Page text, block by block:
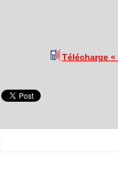
Télécharge «